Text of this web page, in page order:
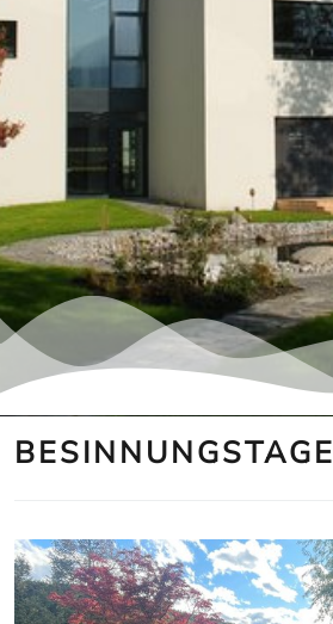
BESINNUNGSTAGE